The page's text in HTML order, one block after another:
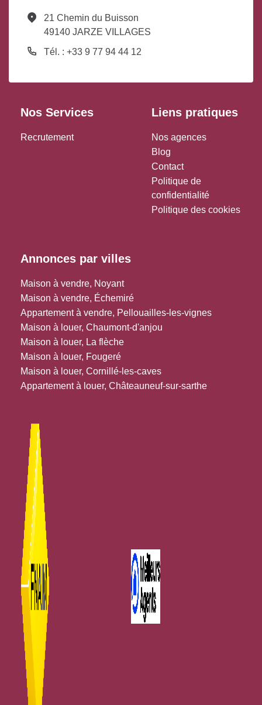
21 Chemin du Buisson
49140 JARZE VILLAGES
Tél. : +33 9 77 94 44 12
Nos Services
Recrutement
Liens pratiques
Nos agences
Blog
Contact
Politique de
confidentialité
Politique des cookies
Annonces par villes
Maison à vendre, Noyant
Maison à vendre, Échemiré
Appartement à vendre, Pellouailles-les-vignes
Maison à louer, Chaumont-d'anjou
Maison à louer, La flèche
Maison à louer, Fougeré
Maison à louer, Cornillé-les-caves
Appartement à louer, Châteauneuf-sur-sarthe